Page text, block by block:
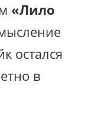
«Лило
остался
в